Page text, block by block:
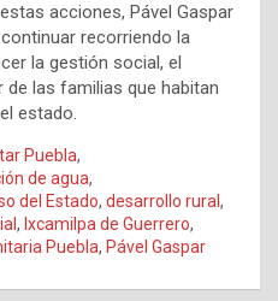
acciones, Pável Gaspar
recorriendo la
la gestión social, el
las familias que habitan
estado.
Puebla,
de agua,
del Estado, desarrollo rural,
, Ixcamilpa de Guerrero,
Puebla, Pável Gaspar